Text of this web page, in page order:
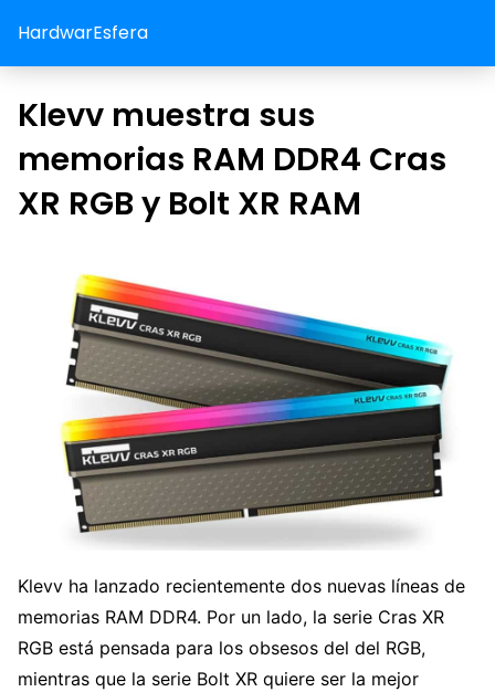
HardwarEsfera
Klevv muestra sus
memorias RAM DDR4 Cras
XR RGB y Bolt XR RAM
Klevv ha lanzado recientemente dos nuevas líneas de
memorias RAM DDR4. Por un lado, la serie Cras XR
RGB está pensada para los obsesos del del RGB,
mientras que la serie Bolt XR quiere ser la mejor